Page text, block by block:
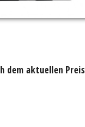
dem aktuellen Preis